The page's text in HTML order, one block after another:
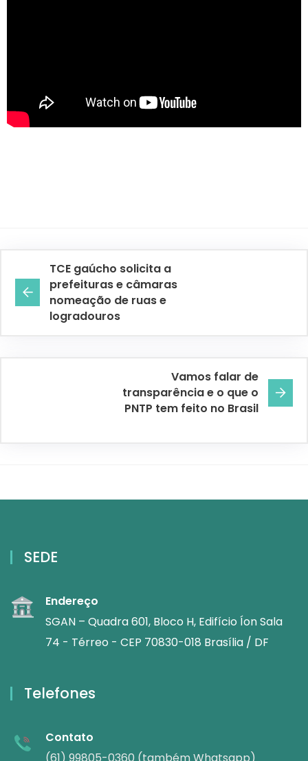
TCE gaúcho solicita a
prefeituras e câmaras
nomeação de ruas e
logradouros
Vamos falar de
transparência e o que o
PNTP tem feito no Brasil
SEDE
Endereço
SGAN – Quadra 601, Bloco H, Edifício Íon Sala
74 - Térreo - CEP 70830-018 Brasília / DF
Telefones
Contato